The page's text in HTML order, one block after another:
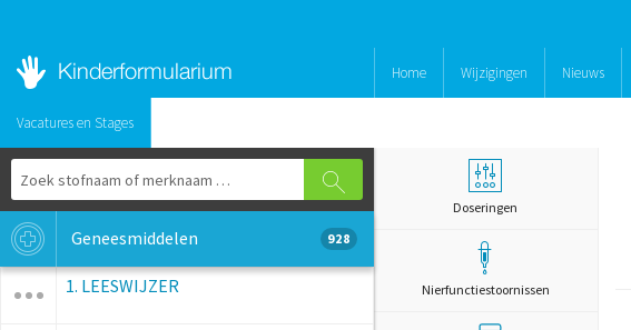
Home Wijzigingen Nieuws
Vacatures en Stages
Geneesmiddelen 928
1. LEESWIJZER
Doseringen
Nierfunctiestoornissen